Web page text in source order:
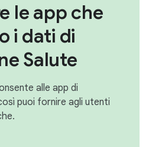
le app che
i dati di
Salute
alle app di
puoi fornire agli utenti